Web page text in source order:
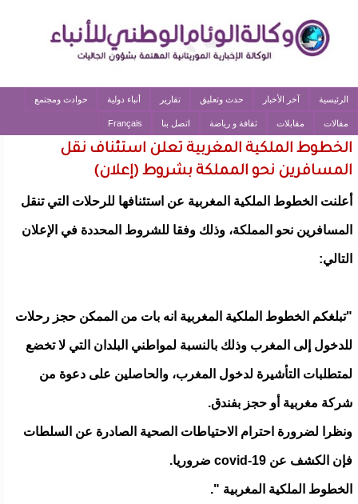
الرئيسية آخر الأخبار حدث وتعليق تقارير أنباء دولية حوادث ومجتمع
مقالات مقابلات ثقافة و رياضة اتصل بنا Français
الخطوط الملكية المغربية تعلن استئناف نقل
المسافرين نحو المملكة بشروط (إعلان)
أعلنت الخطوط الملكية المغربية عن استئنافها للرحلات التي تنقل
المسافرين نحو المملكة، وذلك وفقا للشروط المحددة في الإعلان
التالي:
"تبلغكم الخطوط الملكية المغربية انه بات من الممكن حجز رحلات
للدخول إلى المغرب وذلك بالنسبة لمواطني البلدان التي لا تخضع
لمتطلبات التأشيرة لدخول المغرب، والحاصلين على دعوة من
شركة مغربية أو حجز بفندق.
ونظرا لضرورة احترام الاحتياطات الصحية الصادرة عن السلطات
فإن الكشف عن covid-19 ضروريا.
الخطوط الملكية المغربية ".